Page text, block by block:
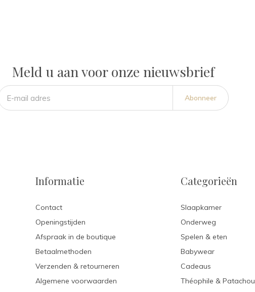
Meld u aan voor onze nieuwsbrief
Abonneer
Informatie
Contact
Openingstijden
Afspraak in de boutique
Betaalmethoden
Verzenden & retourneren
Algemene voorwaarden
Categorieën
Slaapkamer
Onderweg
Spelen & eten
Babywear
Cadeaus
Théophile & Patachou